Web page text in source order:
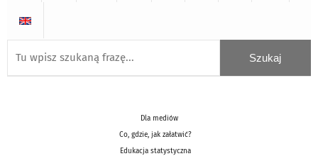
Dla mediów
Co, gdzie, jak załatwić?
Edukacja statystyczna